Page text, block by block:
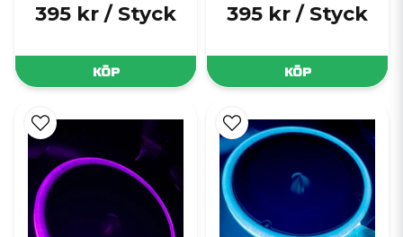
395 kr / Styck
KÖP
395 kr / Styck
KÖP